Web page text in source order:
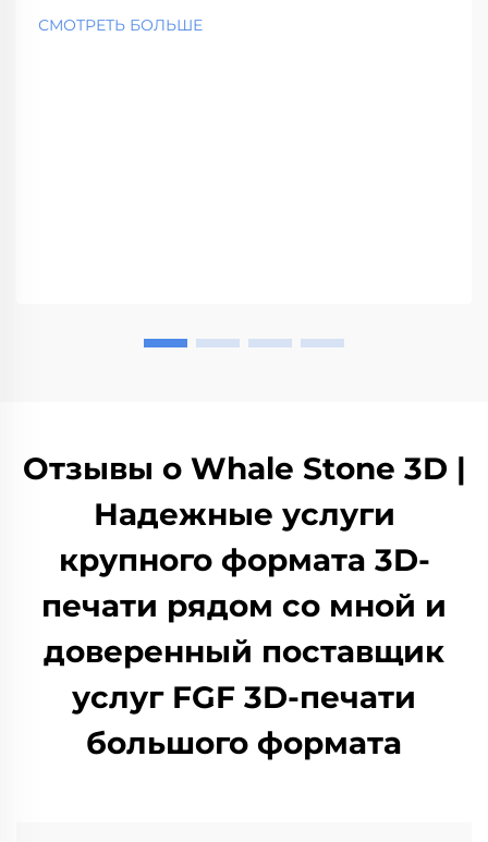
СМОТРЕТЬ БОЛЬШЕ
Отзывы о Whale Stone 3D |
Надежные услуги
крупного формата 3D-
печати рядом со мной и
доверенный поставщик
услуг FGF 3D-печати
большого формата